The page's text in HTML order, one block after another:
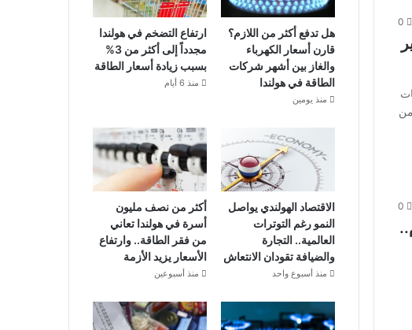
0
0
هل تدفع أكثر من اللازم؟
قارن أسعار الكهرباء
والغاز بين أشهر شركات
الطاقة في هولندا
منذ يومين
ارتفاع التضخم في هولندا
مجدداً إلى أكثر من 3%
بسبب زيادة أسعار الطاقة
منذ 6 أيام
الاقتصاد الهولندي يواصل
النمو رغم التوترات
العالمية.. التجارة
والضيافة تقودان الانتعاش
منذ أسبوع واحد
أكثر من نصف مليون
أسرة في هولندا تعاني
من فقر الطاقة.. وارتفاع
الأسعار يزيد الأزمة
منذ أسبوعين